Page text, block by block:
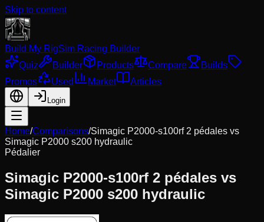
Skip to content
Build My RigSim Racing Builder
Quiz
Builder Products Compare
Builds
Promos
Used Market Articles
Login
Home/Comparisons/Simagic P2000-s100rf 2 pédales vs
Simagic P2000 s200 hydraulic
Pédalier
Simagic P2000-s100rf 2 pédales vs
Simagic P2000 s200 hydraulic